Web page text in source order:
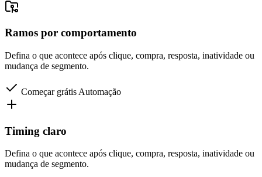
Ramos por comportamento
Defina o que acontece após clique, compra, resposta, inatividade ou
mudança de segmento.
Começar grátis Automação
Timing claro
Defina o que acontece após clique, compra, resposta, inatividade ou
mudança de segmento.